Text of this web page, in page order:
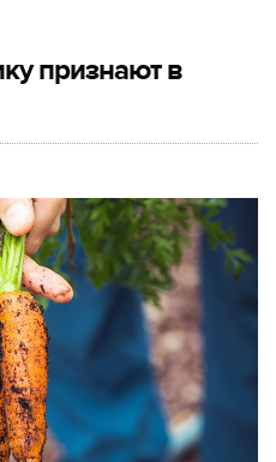
признают в